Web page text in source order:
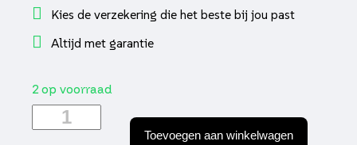
Kies de verzekering die het beste bij jou past
Altijd met garantie
2 op voorraad
Powerfilter
35/45mm
Toevoegen aan winkelwagen